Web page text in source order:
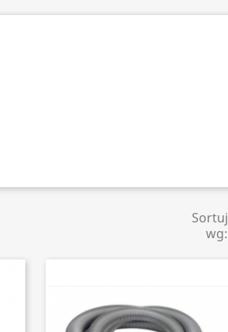
Sortuj
wg: